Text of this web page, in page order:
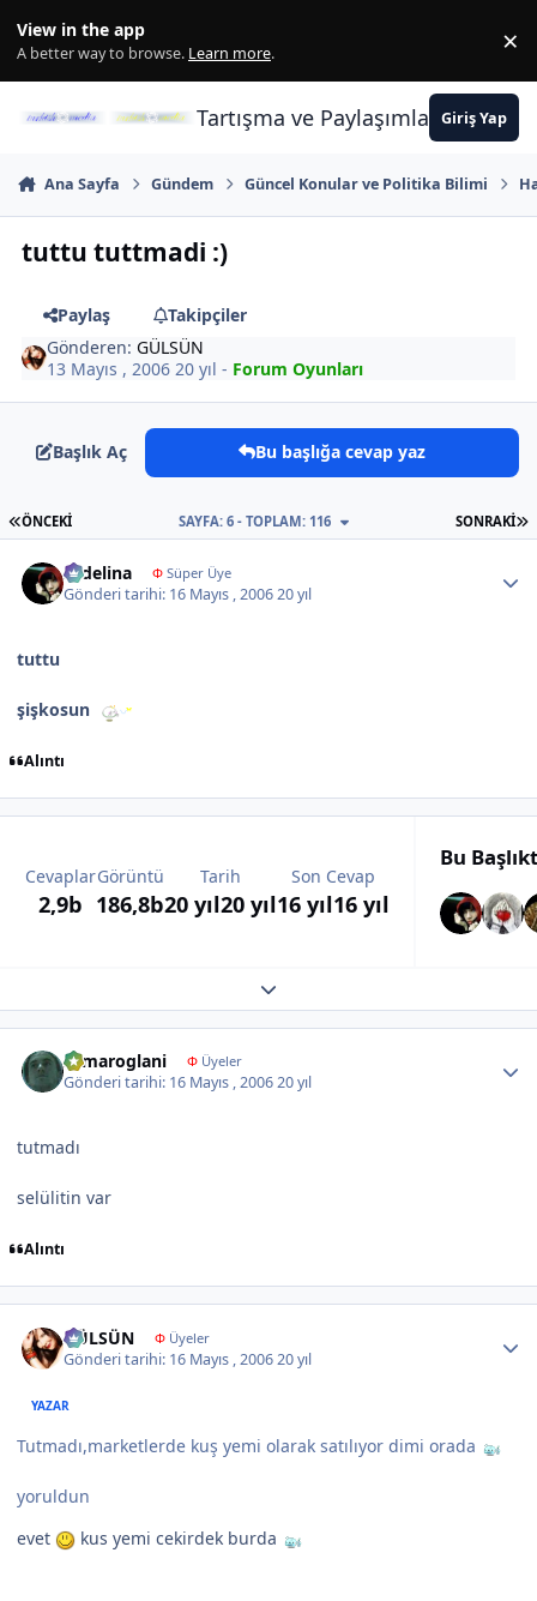
View in the app
A better way to browse. Learn more. ×
Tartışma ve PaylaşımlarınGiriş Yap
Ana Sayfa Gündem Güncel Konular ve Politika Bilimi
tuttu tuttmadi :)
Paylaş
Takipçiler
Gönderen:GÜLSÜN
13 Mayıs , 2006 20 yıl - Forum Oyunları
Başlık Aç Bu başlığa cevap yaz
İLK SAYFA
ÖNCEKI SONRAKI
SAYFA: 6 - TOPLAM: 116
sedelina ΦSüper Üye
Gönderi tarihi: 16 Mayıs , 200620 yıl
tuttu
şişkosun
Alıntı
Cevaplar
2,9b
Görüntü
186,8b
Tarih
20 yıl20 yıl
Son Cevap
16 yıl16 yıl
Bu
Expand topic overview
samaroglani ΦÜyeler
Gönderi tarihi: 16 Mayıs , 200620 yıl
tutmadı
selülitin var
Alıntı
GÜLSÜN ΦÜyeler
Gönderi tarihi: 16 Mayıs , 200620 yıl
YAZAR
Tutmadı,marketlerde kuş yemi olarak satılıyor dimi orada
yoruldun
evet
kus yemi cekirdek burda